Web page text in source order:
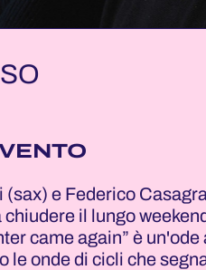
(sax) e Federico
il lungo
came again” è
le onde di cicli che